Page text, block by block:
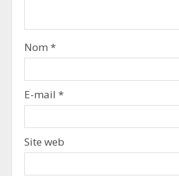
Nom *
E-mail *
Site web